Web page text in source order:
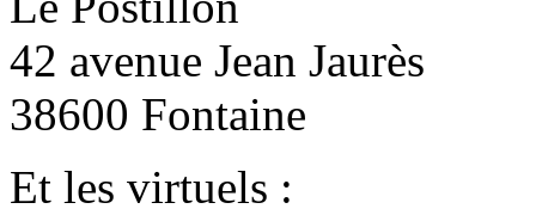
42 avenue Jean Jaurès
38600 Fontaine
Et les virtuels :